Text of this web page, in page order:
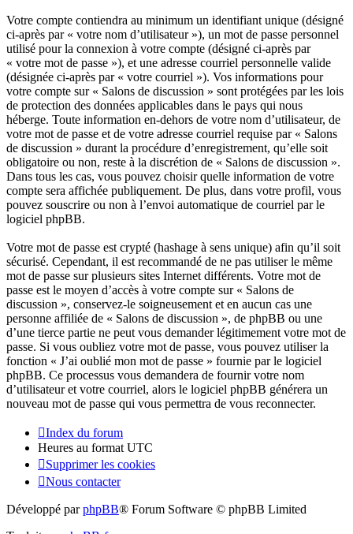
Votre compte contiendra au minimum un identifiant unique (désigné
ci-après par « votre nom d’utilisateur »), un mot de passe personnel
utilisé pour la connexion à votre compte (désigné ci-après par
« votre mot de passe »), et une adresse courriel personnelle valide
(désignée ci-après par « votre courriel »). Vos informations pour
votre compte sur « Salons de discussion » sont protégées par les lois
de protection des données applicables dans le pays qui nous
héberge. Toute information en-dehors de votre nom d’utilisateur, de
votre mot de passe et de votre adresse courriel requise par « Salons
de discussion » durant la procédure d’enregistrement, qu’elle soit
obligatoire ou non, reste à la discrétion de « Salons de discussion ».
Dans tous les cas, vous pouvez choisir quelle information de votre
compte sera affichée publiquement. De plus, dans votre profil, vous
pouvez souscrire ou non à l’envoi automatique de courriel par le
logiciel phpBB.
Votre mot de passe est crypté (hashage à sens unique) afin qu’il soit
sécurisé. Cependant, il est recommandé de ne pas utiliser le même
mot de passe sur plusieurs sites Internet différents. Votre mot de
passe est le moyen d’accès à votre compte sur « Salons de
discussion », conservez-le soigneusement et en aucun cas une
personne affiliée de « Salons de discussion », de phpBB ou une
d’une tierce partie ne peut vous demander légitimement votre mot de
passe. Si vous oubliez votre mot de passe, vous pouvez utiliser la
fonction « J’ai oublié mon mot de passe » fournie par le logiciel
phpBB. Ce processus vous demandera de fournir votre nom
d’utilisateur et votre courriel, alors le logiciel phpBB générera un
nouveau mot de passe qui vous permettra de vous reconnecter.
Index du forum
Heures au format UTC
Supprimer les cookies
Nous contacter
Développé parphpBB® Forum Software © phpBB Limited